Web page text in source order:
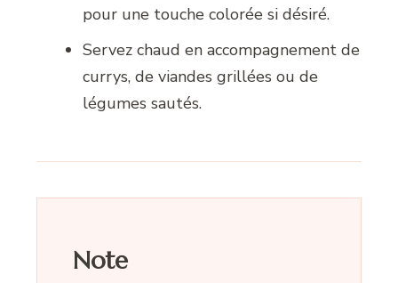
pour une touche colorée si désiré.
Servez chaud en accompagnement de
currys, de viandes grillées ou de
légumes sautés.
Note